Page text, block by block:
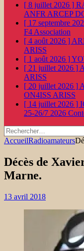
[ 8 juillet 2026 ]
ANFR ARCEP
[ 17 septembre
F4 Association
[ 4 août 2026 ]
ARISS
[ 1 août 2026 ]
[ 21 juillet 2026 ]
ARISS
[ 20 juillet 2026 ]
ON4ISS ARISS
[ 14 juillet 2026 ]
25-26/7 2026
Rechercher :
AccueilRadioamateurs
Décès de
Marne.
13 avril 2018